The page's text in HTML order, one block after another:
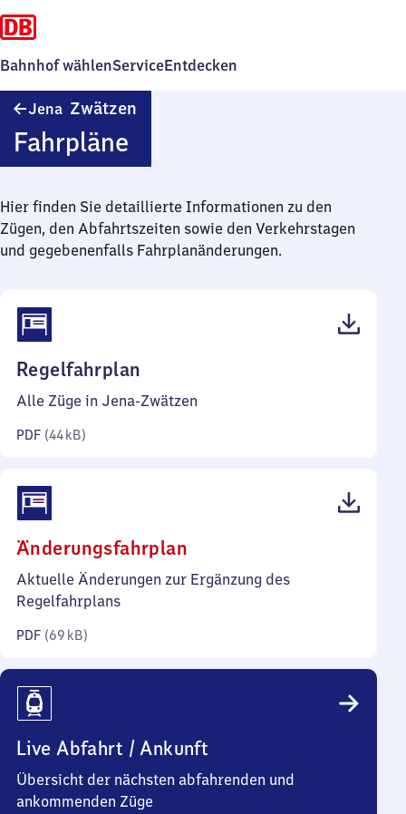
Bahnhof wählenServiceEntdecken
Jena Zwätzen
Fahrpläne
Hier finden Sie detaillierte Informationen zu den
Zügen, den Abfahrtszeiten sowie den Verkehrstagen
und gegebenenfalls Fahrplanänderungen.
Regelfahrplan
44
Alle Züge in Jena-Zwätzen
PDF (44 kB)
Änderungsfahrplan
69
Aktuelle Änderungen zur Ergänzung des
Regelfahrplans
PDF (69 kB)
Live Abfahrt / Ankunft
Übersicht der nächsten abfahrenden und
ankommenden Züge